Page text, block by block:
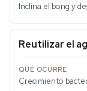
Inclina el bong y
Reutilizar el
Crecimiento